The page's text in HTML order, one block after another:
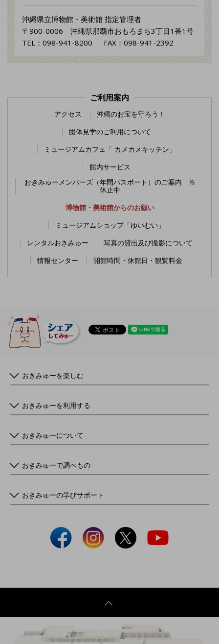
沖縄県立博物館・美術館 指定管理者
〒900-0006 沖縄県那覇市おもろまち3丁目1番1号
TEL：098-941-8200 FAX：098-941-2392
ご利用案内
アクセス
沖縄のお宝を守ろう！
団体見学のご利用について
ミュージアムカフェ「 カメカメキッチン」
館内サービス
おきみゅーメンバーズ（年間パスポート）のご案内 ※
休止中
博物館・美術館からのお願い
ミュージアムショップ「ゆいむい」
レンタルおきみゅー
写真の貸出及び撮影について
情報センター
開館時間・休館日・観覧料金
おきみゅーを楽しむ
おきみゅーを利用する
おきみゅーについて
おきみゅーで調べもの
おきみゅーの学びサポート